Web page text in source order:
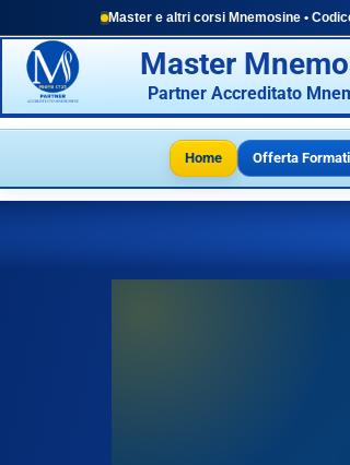
Master e altri corsi Mnemosine •
Master
Partner Accreditato
Home Offerta